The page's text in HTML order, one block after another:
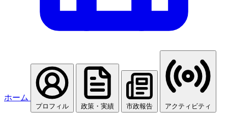
ホーム
プロフィル 政策・実績 市政報告 アクティビティ